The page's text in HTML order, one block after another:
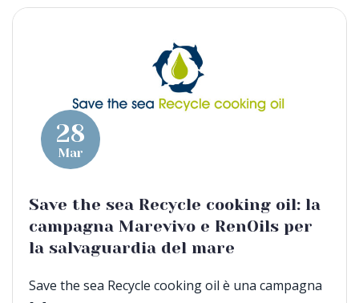
28
Mar
Save the sea Recycle cooking oil: la
campagna Marevivo e RenOils per
la salvaguardia del mare
Save the sea Recycle cooking oil è una campagna